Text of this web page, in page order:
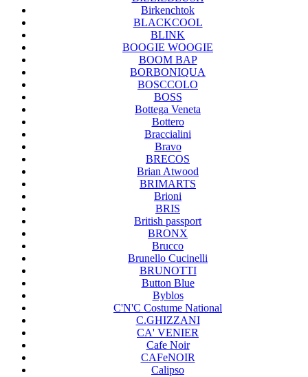
Birkenchtok
BLACKCOOL
BLINK
BOOGIE WOOGIE
BOOM BAP
BORBONIQUA
BOSCCOLO
BOSS
Bottega Veneta
Bottero
Braccialini
Bravo
BRECOS
Brian Atwood
BRIMARTS
Brioni
BRIS
British passport
BRONX
Brucco
Brunello Cucinelli
BRUNOTTI
Button Blue
Byblos
C'N'C Costume National
C.GHIZZANI
CA' VENIER
Cafe Noir
CAFeNOIR
Calipso